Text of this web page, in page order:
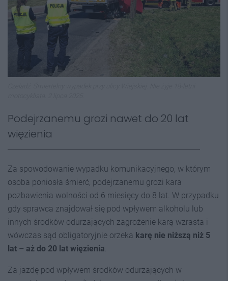
Podejrzanemu grozi nawet do 20 lat
więzienia
Za spowodowanie wypadku komunikacyjnego, w którym
osoba poniosła śmierć, podejrzanemu grozi kara
pozbawienia wolności od 6 miesięcy do 8 lat. W przypadku
gdy sprawca znajdował się pod wpływem alkoholu lub
innych środków odurzających zagrożenie karą wzrasta i
wówczas sąd obligatoryjnie orzeka karę nie niższą niż 5
lat – aż do 20 lat więzienia
Za jazdę pod wpływem środków odurzających w